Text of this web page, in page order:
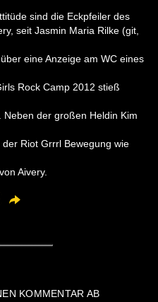
sind die Eckpfeiler des
seit Jasmin Maria Rilke (git,
eine Anzeige am WC eines
Rock Camp 2012 stieß
der großen Heldin Kim
Riot Grrrl Bewegung wie
Aivery.
KOMMENTAR AB